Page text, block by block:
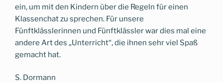
ein, um mit den Kindern über die Regeln für einen
Klassenchat zu sprechen. Für unsere
Fünftklässlerinnen und Fünftklässler war dies mal eine
andere Art des „Unterricht“, die ihnen sehr viel Spaß
gemacht hat.
S. Dormann